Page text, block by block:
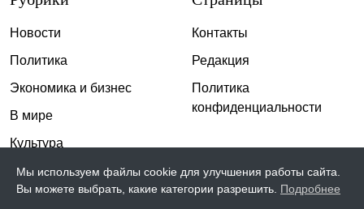
Новости
Политика
Экономика и бизнес
В мире
Культура
Спорт
Контакты
Редакция
Политика
конфиденциальности
Мы используем файлы cookie для улучшения работы сайта.
Вы можете выбрать, какие категории разрешить. Подробнее